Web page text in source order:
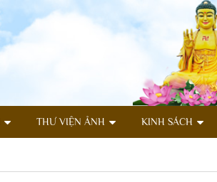
THƯ VIỆN ẢNH KINH SÁCH